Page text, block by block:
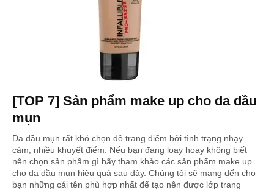
[TOP 7] Sản phẩm make up cho da dầu
mụn
Da dầu mụn rất khó chọn đồ trang điểm bởi tình trạng nhạy
cảm, nhiều khuyết điểm. Nếu bạn đang loay hoay không biết
nên chọn sản phẩm gì hãy tham khảo các sản phẩm make up
cho da dầu mụn hiệu quả sau đây. Chúng tôi sẽ mang đến cho
bạn những cái tên phù hợp nhất để tạo nên được lớp trang